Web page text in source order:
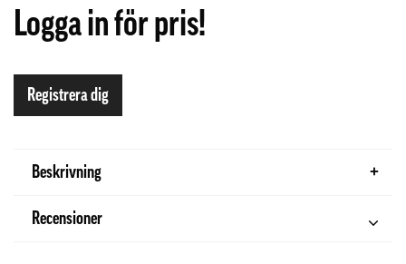
Logga in för pris!
Registrera dig
Beskrivning
Recensioner